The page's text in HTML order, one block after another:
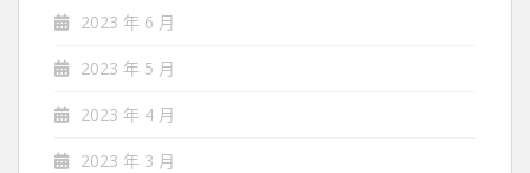
2023 年 6 月
2023 年 5 月
2023 年 4 月
2023 年 3 月